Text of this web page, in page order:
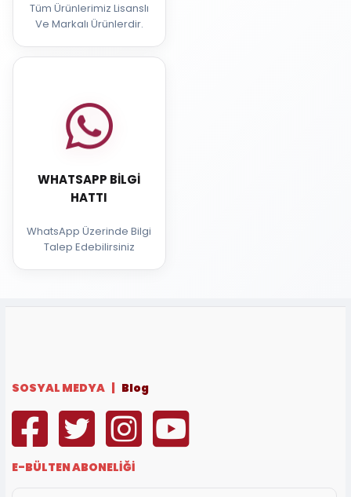
Tüm Ürünlerimiz Lisanslı
Ve Markalı Ürünlerdir.
WHATSAPP BILGI
HATTI
WhatsApp Üzerinde Bilgi
Talep Edebilirsiniz
SOSYAL MEDYA | Blog
E-BÜLTEN ABONELİĞİ